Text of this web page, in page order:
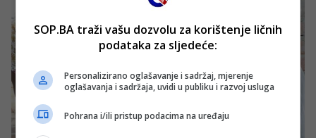
SOP.BA traži vašu dozvolu za korištenje ličnih
podataka za sljedeće:
Personalizirano oglašavanje i sadržaj, mjerenje
oglašavanja i sadržaja, uvidi u publiku i razvoj usluga
Pohrana i/ili pristup podacima na uređaju